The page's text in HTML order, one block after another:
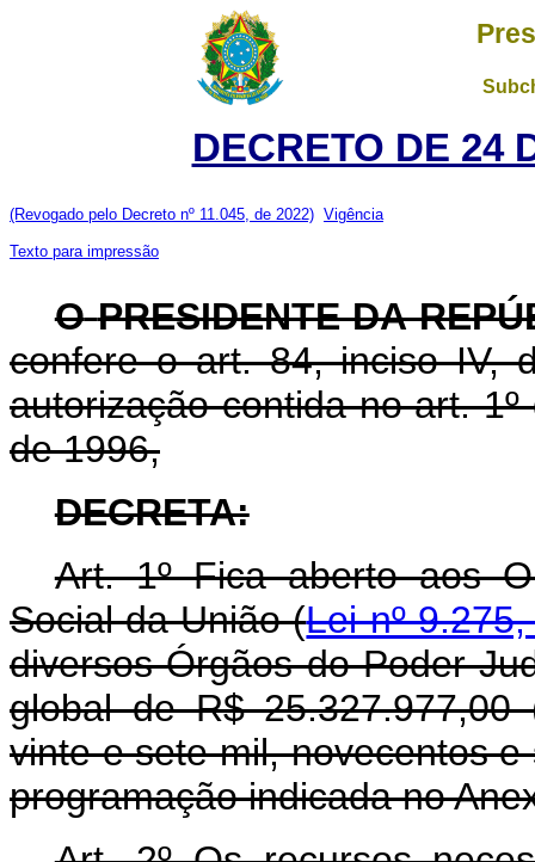
DECRETO DE 24
(Revogado pelo Decreto nº 11.045, de 2022) Vigência
Texto para impressão
O PRESIDENTE DA
confere o art. 84, inciso IV,
autorização contida no art.
de 1996,
DECRETA:
Art. 1º Fica aberto aos
Social da União (Lei nº
diversos Órgãos do Poder
global de R$
vinte e sete mil, novecentos
programação indicada no